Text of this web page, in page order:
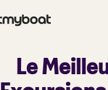
Le